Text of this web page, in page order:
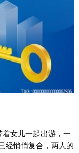
女儿一起出游，一
经悄悄复合，两人的